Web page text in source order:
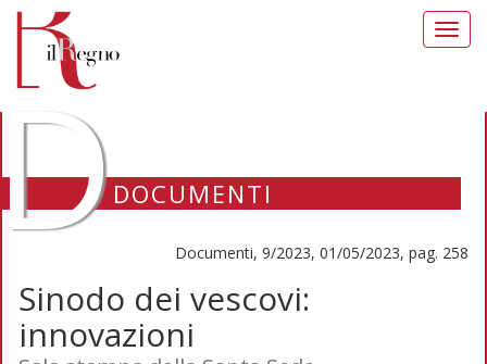
DOCUMENTI
Documenti, 9/2023, 01/05/2023, pag. 258
Sinodo dei vescovi:
innovazioni